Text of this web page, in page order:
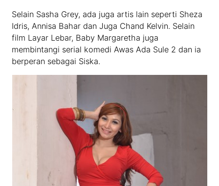
Selain Sasha Grey, ada juga artis lain seperti Sheza
Idris, Annisa Bahar dan Juga Chand Kelvin. Selain
film Layar Lebar, Baby Margaretha juga
membintangi serial komedi Awas Ada Sule 2 dan ia
berperan sebagai Siska.